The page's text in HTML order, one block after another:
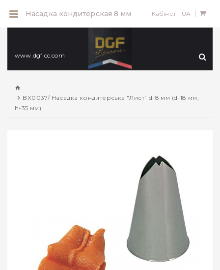
Кабінет UA
www.dgficc.com
BX0037/ Насадка кондитерська "Лист" d-8 мм (d-18 мм,
h-35 мм)
Насадка кондитерская 8 мм